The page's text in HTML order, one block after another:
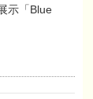
示「Blue